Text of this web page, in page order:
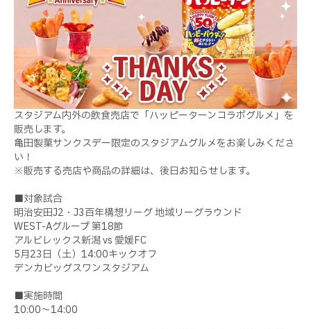
スタジアム内外の飲食売店で「ハッピーターンコラボグルメ」を
販売します。
亀田製菓サンクスデー限定のスタジアムグルメをお楽しみくださ
い！
※販売する売店や商品の詳細は、後日お知らせします。
■対象試合
明治安田J2・J3百年構想リーグ 地域リーグラウンド
WEST-Aグループ 第18節
アルビレックス新潟 vs 愛媛FC
5月23日（土）14:00キックオフ
デンカビッグスワンスタジアム
■実施時間
10:00～14:00